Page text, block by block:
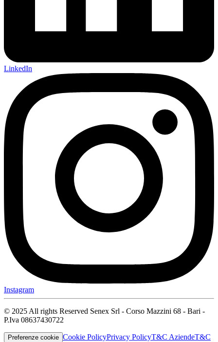
LinkedIn
Instagram
© 2025 All rights Reserved Senex Srl - Corso Mazzini 68 - Bari -
P.Iva 08637430722
Preferenze cookie Cookie PolicyPrivacy PolicyT&C AziendeT&C